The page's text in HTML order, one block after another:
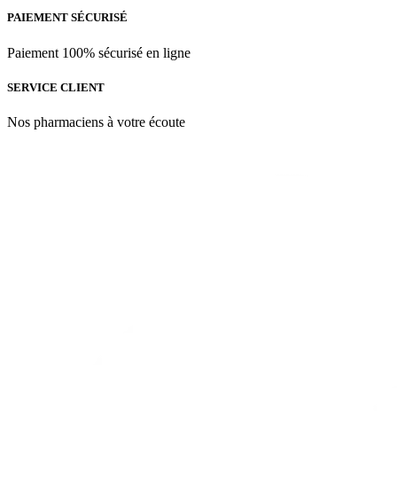
PAIEMENT SÉCURISÉ
Paiement 100% sécurisé en ligne
SERVICE CLIENT
Nos pharmaciens à votre écoute